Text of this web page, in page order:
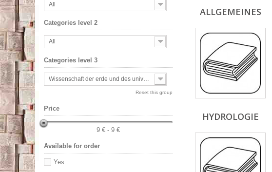
All
Categories level 2
All
Categories level 3
Wissenschaft der erde und des universums
Reset this group
Price
9 € - 9 €
Available for order
Yes
ALLGEMEINES
HYDROLOGIE